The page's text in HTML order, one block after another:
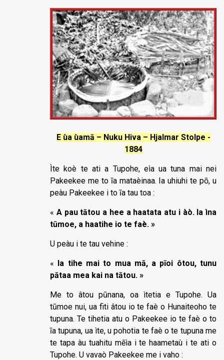
E ùa ùamā – Nuku Hiva – Hjalmar Stolpe -
1884
Ìte koè te ati a Tupohe, eìa ua tuna mai nei
Pakeekee me to īa mataèinaa. Ia uhiuhi te pō, u
peàu Pakeekee i to īa tau toa :
« A pau tātou a hee a haatata atu i àò. Ia ìna
tūmoe, a haatihe io te faè. »
U peàu i te tau vehine :
« Ia tihe mai to mua mā, a pīoi ôtou, tunu
pātaa mea kai na tātou. »
Me to âtou pūnana, oa ìtetia e Tupohe. Ua
tūmoe nui, ua fiti âtou io te faè o Hunaiteoho te
tupuna. Te tihetia atu o Pakeekee io te faè o to
īa tupuna, ua ìte, u pohotia te faè o te tupuna me
te tapa àu tuahitu mēìa i te haametaù i te ati o
Tupohe. U vavaò Pakeekee me i vaho :